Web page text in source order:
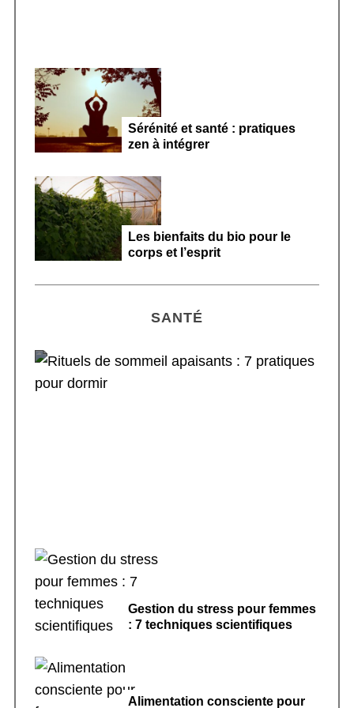
Sérénité et santé : pratiques
zen à intégrer
Les bienfaits du bio pour le
corps et l’esprit
SANTÉ
Gestion du stress pour femmes
: 7 techniques scientifiques
Alimentation consciente pour